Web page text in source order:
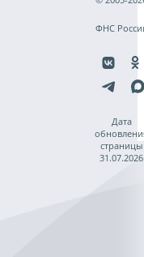
ФНС
Дата
страницы
31.07.2026